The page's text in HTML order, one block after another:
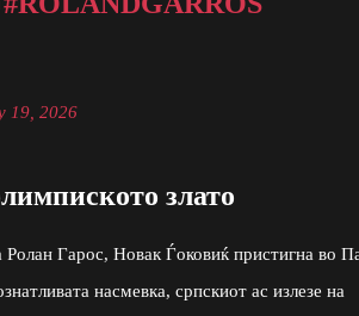
19, 2026
злато
Гарос, Новак Ѓоковиќ пристигна во
насмевка, српскиот ас излезе на